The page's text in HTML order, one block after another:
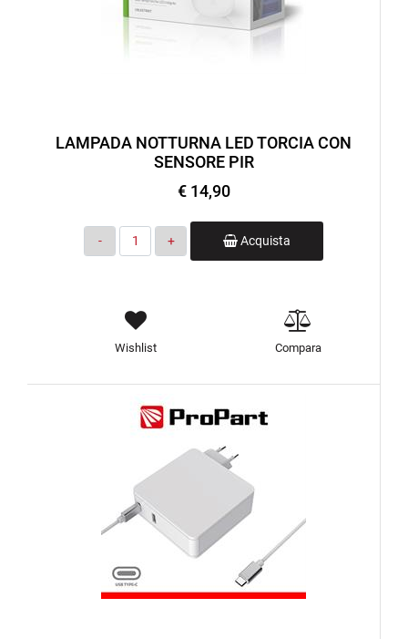
LAMPADA NOTTURNA LED TORCIA CON
SENSORE PIR
€ 14,90
Quantità
Acquista
Wishlist Compara